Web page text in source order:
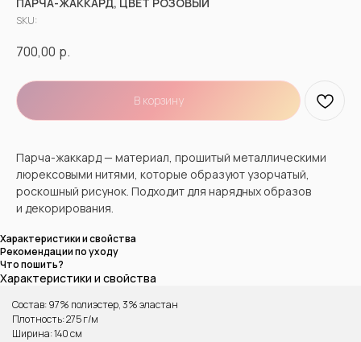
SKU:
700,00 р.
В корзину
Парча-жаккард — материал, прошитый металлическими
люрексовыми нитями, которые образуют узорчатый,
роскошный рисунок. Подходит для нарядных образов
и декорирования.
Характеристики и свойства
Рекомендации по уходу
Что пошить?
Характеристики и свойства
Состав: 97% полиэстер, 3% эластан
Плотность: 275 г/м
Ширина: 140 см